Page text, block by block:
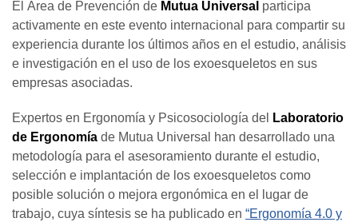
El Área de Prevención de Mutua Universal participa
activamente en este evento internacional para compartir su
experiencia durante los últimos años en el estudio, análisis
e investigación en el uso de los exoesqueletos en sus
empresas asociadas.
Expertos en Ergonomía y Psicosociología del
Laboratorio
de Ergonomía de Mutua Universal han desarrollado una
metodología para el asesoramiento durante el estudio,
selección e implantación de los exoesqueletos como
posible solución o mejora ergonómica en el lugar de
trabajo, cuya síntesis se ha publicado en “Ergonomía 4.0 y